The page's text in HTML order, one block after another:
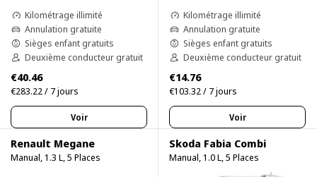
Kilométrage illimité
Annulation gratuite
Sièges enfant gratuits
Deuxième conducteur gratuit
€40.46
€283.22 / 7 jours
Voir
Kilométrage illimité
Annulation gratuite
Sièges enfant gratuits
Deuxième conducteur gratuit
€14.76
€103.32 / 7 jours
Voir
Renault Megane
Manual, 1.3 L, 5 Places
Skoda Fabia Combi
Manual, 1.0 L, 5 Places